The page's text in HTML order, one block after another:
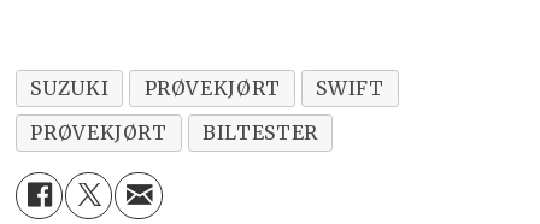
SUZUKI PRØVEKJØRT
SWIFT
PRØVEKJØRT
BILTESTER